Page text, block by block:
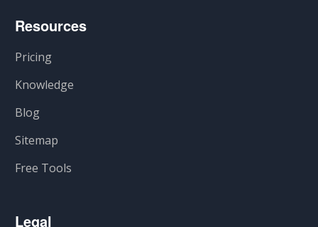
Resources
Pricing
Knowledge
Blog
Sitemap
Free Tools
Legal